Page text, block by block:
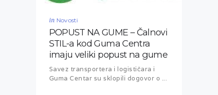
in Novosti
POPUST NA GUME – Čalnovi
STIL-a kod Guma Centra
imaju veliki popust na gume
Savez transportera i logističara i
Guma Centar su sklopili dogovor o ...